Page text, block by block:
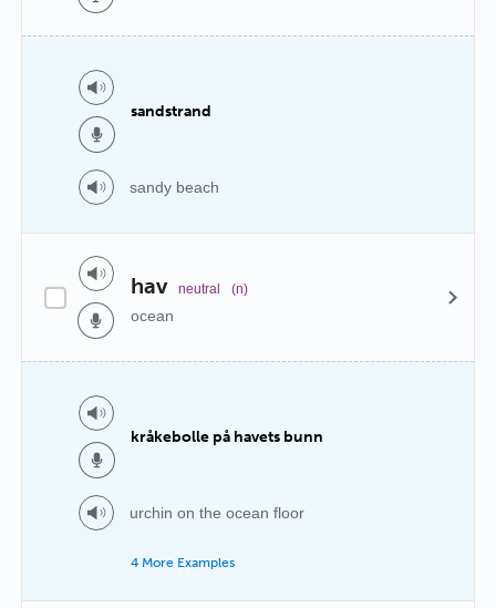
sandstrand
sandy beach
hav neutral (n)
ocean
kråkebolle på havets bunn
urchin on the ocean floor
4 More Examples